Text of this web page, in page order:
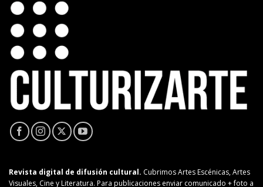
Revista digital de difusión cultural. Cubrimos Artes Escénicas, Artes
Visuales, Cine y Literatura. Para publicaciones enviar comunicado + foto a